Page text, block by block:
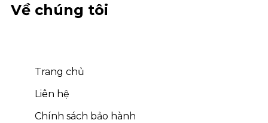
Về chúng tôi
Trang chủ
Liên hệ
Chính sách bảo hành